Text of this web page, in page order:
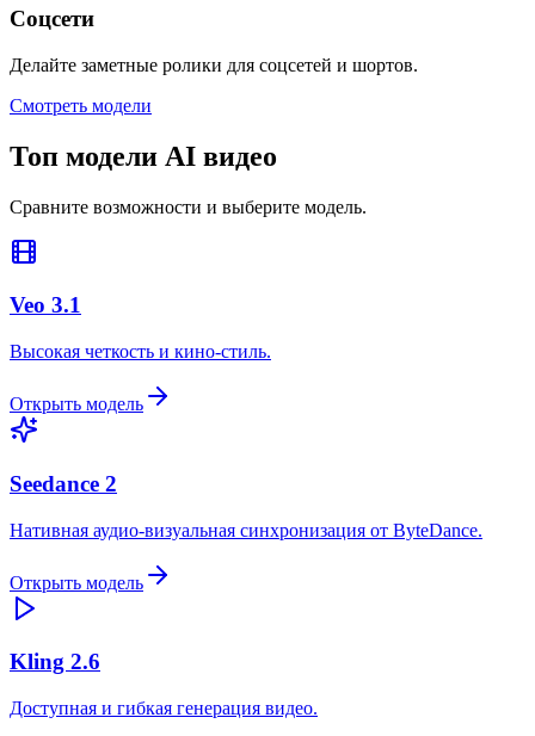
Соцсети
Делайте заметные ролики для соцсетей и шортов.
Смотреть модели
Топ модели AI видео
Сравните возможности и выберите модель.
Veo 3.1
Высокая четкость и кино-стиль.
Открыть модель
Seedance 2
Нативная аудио-визуальная синхронизация от ByteDance.
Открыть модель
Kling 2.6
Доступная и гибкая генерация видео.